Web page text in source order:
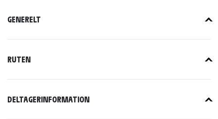
GENERELT
RUTEN
DELTAGERINFORMATION